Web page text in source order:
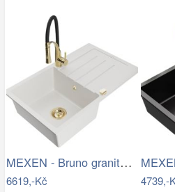
MEXEN - Bruno granitový dřez s…
6619,-Kč 4739,-